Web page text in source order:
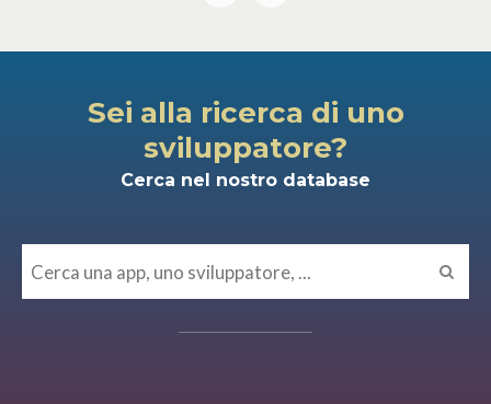
Sei alla ricerca di uno
sviluppatore?
Cerca nel nostro database